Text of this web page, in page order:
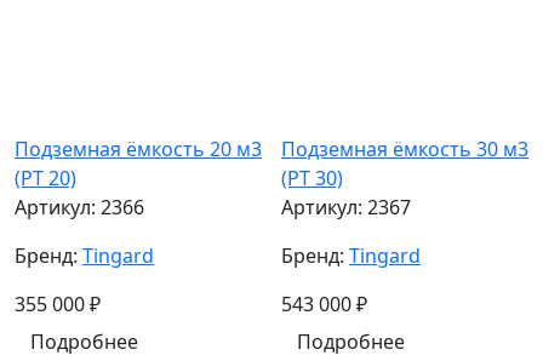
Подземная ёмкость 20 м3
(PT 20)
Артикул: 2366
Бренд: Tingard
355 000₽
Подробнее
Подземная ёмкость 30 м3
(PT 30)
Артикул: 2367
Бренд: Tingard
543 000₽
Подробнее